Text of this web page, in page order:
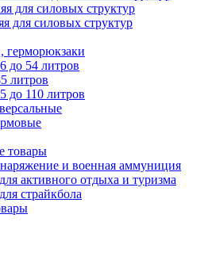
для силовых структур
для силовых структур
герморюкзаки
до 54 литров
литров
до 110 литров
товары
и военная аммуниция
активного отдыха и туризма
страйкбола